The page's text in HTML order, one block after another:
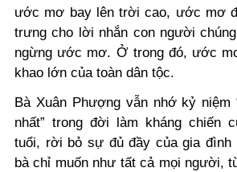
ước mơ bay lên trời cao, ước mơ
trưng cho lời nhắn con người
ngừng ước mơ. Ở trong đó, ước
khao lớn của toàn dân tộc.
Bà Xuân Phượng vẫn nhớ kỷ niệm
nhất” trong đời làm kháng chiến
tuổi, rời bỏ sự đủ đầy của gia đình
bà chỉ muốn như tất cả mọi người,